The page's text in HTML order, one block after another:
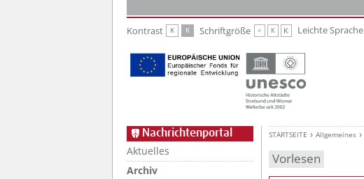
Kontrast K K Schriftgröße K K K Leichte Sprache
Nachrichtenportal
Aktuelles
Archiv
STARTSEITE Allgemeines
Vorlesen